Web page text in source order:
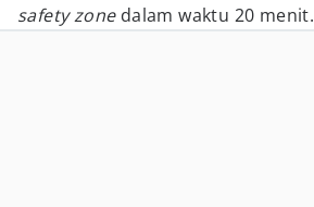
safety zone dalam waktu 20 menit.